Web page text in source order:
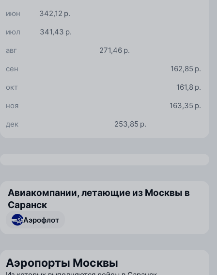
342,12 р.
июн
341,43 р.
июл
271,46 р.
авг
162,85 р.
сен
161,8 р.
окт
163,35 р.
ноя
253,85 р.
дек
Авиакомпании, летающие из Москвы в
Саранск
Аэрофлот
Аэропорты Москвы